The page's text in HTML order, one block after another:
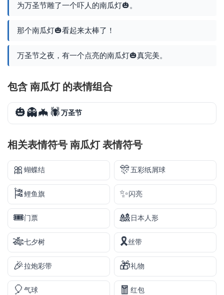
为万圣节雕了一个吓人的南瓜灯🎃。
那个南瓜灯🎃看起来太棒了！
万圣节之夜，有一个点亮的南瓜灯🎃真完美。
包含 南瓜灯 的表情组合
🎃👻🦇🕷️万圣节
相关表情符号 南瓜灯 表情符号
🎀 蝴蝶结 🎊五彩纸屑球
🎏鲤鱼旗 ✨闪亮
🎟️门票 🎎日本人形
🎋七夕树 🎗️丝带
🎉拉炮彩带 🎁礼物
🎈 气球 🧧 红包